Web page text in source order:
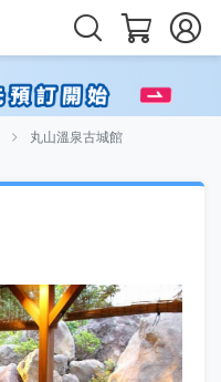
丸山溫泉古城館